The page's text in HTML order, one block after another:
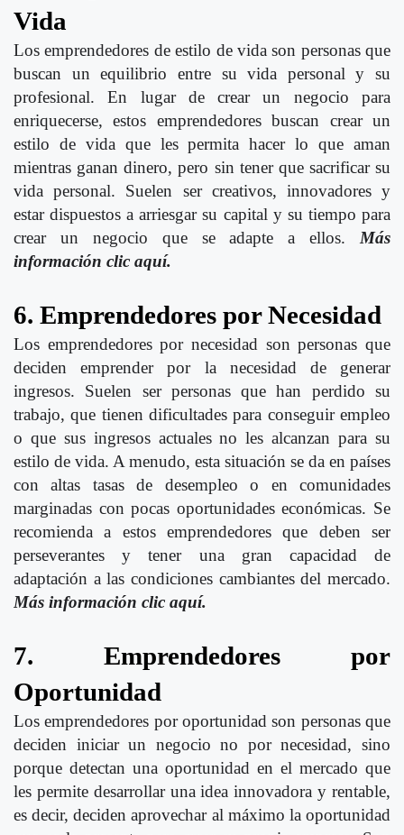
Vida
Los emprendedores de estilo de vida son personas que
buscan un equilibrio entre su vida personal y su
profesional. En lugar de crear un negocio para
enriquecerse, estos emprendedores buscan crear un
estilo de vida que les permita hacer lo que aman
mientras ganan dinero, pero sin tener que sacrificar su
vida personal. Suelen ser creativos, innovadores y
estar dispuestos a arriesgar su capital y su tiempo para
crear un negocio que se adapte a ellos. Más
información clic aquí.
6. Emprendedores por Necesidad
Los emprendedores por necesidad son personas que
deciden emprender por la necesidad de generar
ingresos. Suelen ser personas que han perdido su
trabajo, que tienen dificultades para conseguir empleo
o que sus ingresos actuales no les alcanzan para su
estilo de vida. A menudo, esta situación se da en países
con altas tasas de desempleo o en comunidades
marginadas con pocas oportunidades económicas. Se
recomienda a estos emprendedores que deben ser
perseverantes y tener una gran capacidad de
adaptación a las condiciones cambiantes del mercado.
Más información clic aquí.
7. Emprendedores por
Oportunidad
Los emprendedores por oportunidad son personas que
deciden iniciar un negocio no por necesidad, sino
porque detectan una oportunidad en el mercado que
les permite desarrollar una idea innovadora y rentable,
es decir, deciden aprovechar al máximo la oportunidad